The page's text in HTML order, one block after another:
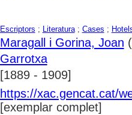
Escriptors ; Literatura; Cases ;
Maragall i Gorina, Joan
Garrotxa
[1889 - 1909]
https://xac.gencat.cat/
[exemplar complet]